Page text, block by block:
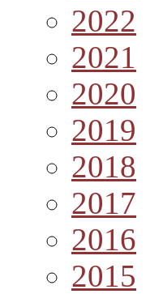
2022
2021
2020
2019
2018
2017
2016
2015